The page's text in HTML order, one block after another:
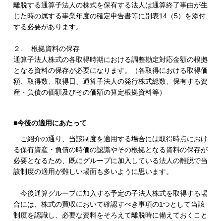
離脱する通算子法人の株式を保有する法人は通算終了事由が生
じた時の属する事業年度の確定申告書等に別表14（5）を添付
する必要があります。
２. 根拠資料の保存
通算子法人株式の各取得時期における調整勘定対応金額の根拠
となる資料の保存が必要になります。（各取得における取得価
額、取得数、取得日、通算子法人の発行株式総数、保有する資
産・負債の価額及びその価額の算定根拠資料等）
■今後の適用にあたって
ご紹介の通り、当該制度を適用する場合には取得時点におけ
る保有資産・負債の時価の認識やその根拠となる資料の保存が
必要となるため、既にグループに加入している法人の離脱で当
該制度の適用が難しい場面も多いように思います。
今後通算グループに加入する予定の子法人株式を取得する場
合には、株式の買収において確認すべき事項の1つとして当該
制度を認識し、必要な資料をそろえて離脱時に備えておくこと